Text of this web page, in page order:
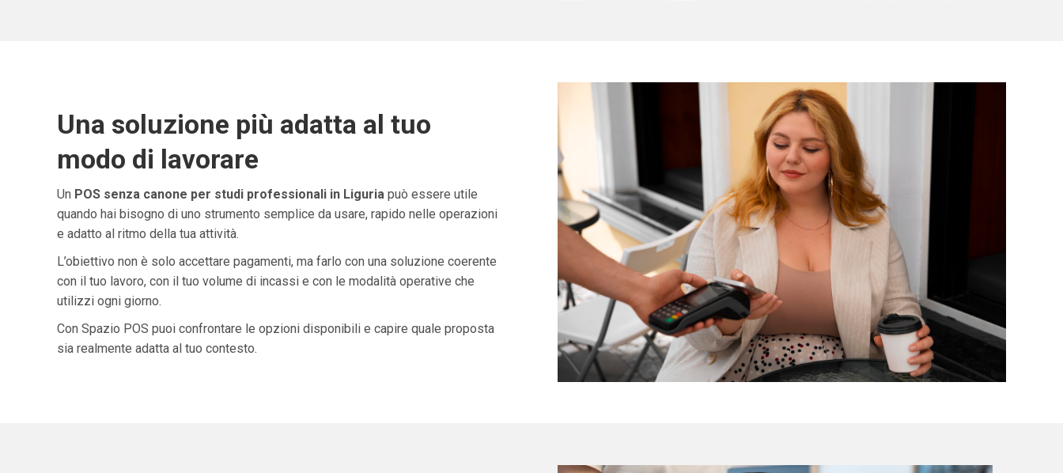
Una soluzione più adatta al tuo
modo di lavorare
Un POS senza canone per studi professionali in Liguria può essere utile
quando hai bisogno di uno strumento semplice da usare, rapido nelle operazioni
e adatto al ritmo della tua attività.
L’obiettivo non è solo accettare pagamenti, ma farlo con una soluzione coerente
con il tuo lavoro, con il tuo volume di incassi e con le modalità operative che
utilizzi ogni giorno.
Con Spazio POS puoi confrontare le opzioni disponibili e capire quale proposta
sia realmente adatta al tuo contesto.